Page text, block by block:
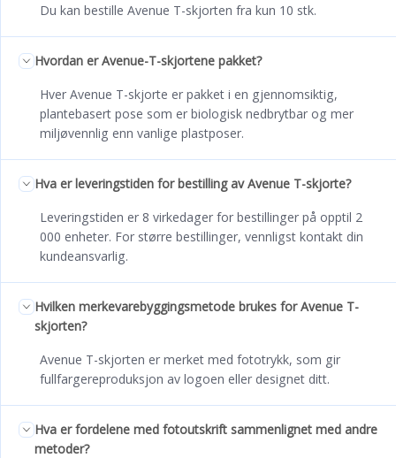
Du kan bestille Avenue T-skjorten fra kun 10 stk.
Hvordan er Avenue-T-skjortene pakket?
Hver Avenue T-skjorte er pakket i en gjennomsiktig,
plantebasert pose som er biologisk nedbrytbar og mer
miljøvennlig enn vanlige plastposer.
Hva er leveringstiden for bestilling av Avenue T-skjorte?
Leveringstiden er 8 virkedager for bestillinger på opptil 2
000 enheter. For større bestillinger, vennligst kontakt din
kundeansvarlig.
Hvilken merkevarebyggingsmetode brukes for Avenue T-
skjorten?
Avenue T-skjorten er merket med fototrykk, som gir
fullfargereproduksjon av logoen eller designet ditt.
Hva er fordelene med fotoutskrift sammenlignet med andre
metoder?